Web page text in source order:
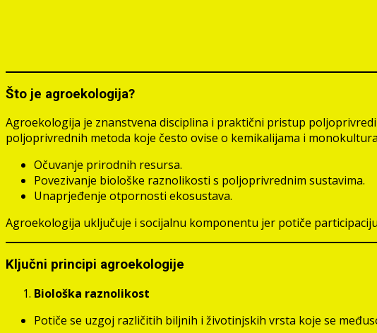
Što je agroekologija?
Agroekologija je znanstvena disciplina i praktični pristup
poljoprivrednih metoda koje često ovise o kemikalijama i
Očuvanje prirodnih resursa.
Povezivanje biološke raznolikosti s poljoprivrednim sustavima.
Unaprjeđenje otpornosti ekosustava.
Agroekologija uključuje i socijalnu komponentu jer potiče
Ključni principi agroekologije
Biološka raznolikost
Potiče se uzgoj različitih biljnih i životinjskih vrsta koje se